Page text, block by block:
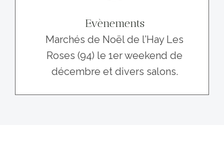
Evènements
Marchés de Noël de l’Hay Les
Roses (94) le 1er weekend de
décembre et divers salons.